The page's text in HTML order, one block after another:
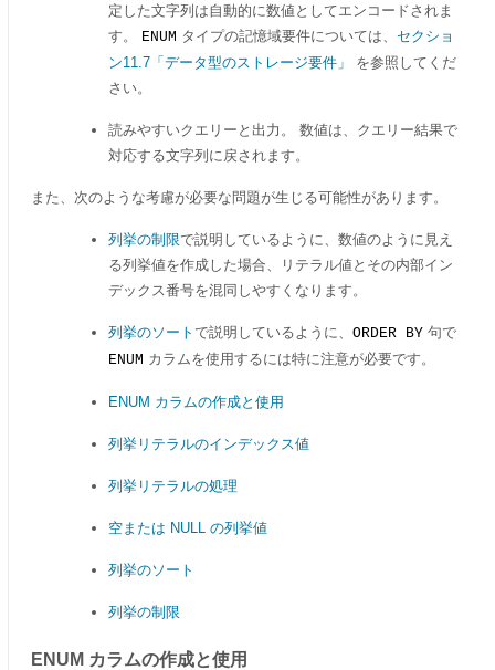
定した文字列は自動的に数値としてエンコードされま
す。 ENUM タイプの記憶域要件については、 セクショ
ン11.7「データ型のストレージ要件」
を参照してくだ
さい。
読みやすいクエリーと出力。 数値は、クエリー結果で
対応する文字列に戻されます。
また、次のような考慮が必要な問題が生じる可能性があります。
列挙の制限で説明しているように、数値のように見え
る列挙値を作成した場合、リテラル値とその内部イン
デックス番号を混同しやすくなります。
列挙のソート で説明しているように、 ORDER BY 句で
ENUM カラムを使用するには特に注意が必要です。
ENUM カラムの作成と使用
列挙リテラルのインデックス値
列挙リテラルの処理
空または NULL の列挙値
列挙のソート
列挙の制限
ENUM カラムの作成と使用